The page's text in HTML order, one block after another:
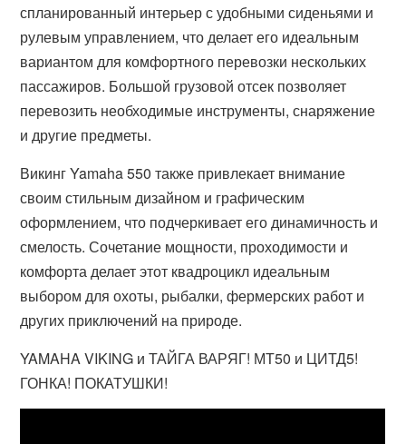
спланированный интерьер с удобными сиденьями и
рулевым управлением, что делает его идеальным
вариантом для комфортного перевозки нескольких
пассажиров. Большой грузовой отсек позволяет
перевозить необходимые инструменты, снаряжение
и другие предметы.
Викинг Yamaha 550 также привлекает внимание
своим стильным дизайном и графическим
оформлением, что подчеркивает его динамичность и
смелость. Сочетание мощности, проходимости и
комфорта делает этот квадроцикл идеальным
выбором для охоты, рыбалки, фермерских работ и
других приключений на природе.
YAMAHA VIKING и ТАЙГА ВАРЯГ! МТ50 и ЦИТД5!
ГОНКА! ПОКАТУШКИ!